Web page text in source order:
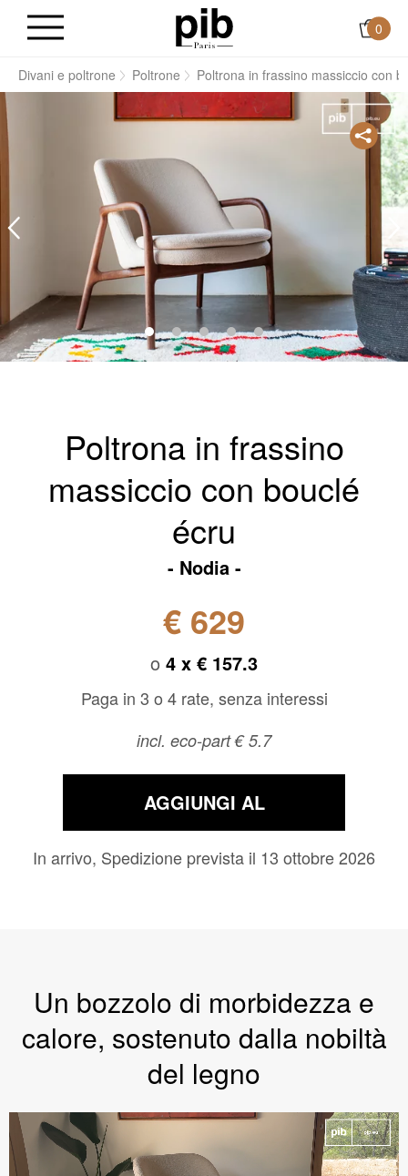
0
Divani e poltrone Poltrone Poltrona in frassino massiccio con
Poltrona in frassino
massiccio con bouclé
écru
Nodia
€ 629
o 4 x € 157.3
Paga in 3 o 4 rate, senza interessi
incl. eco-part € 5.7
AGGIUNGI AL
CARRELLO
In arrivo, Spedizione prevista il 13 ottobre 2026
Un bozzolo di morbidezza e
calore, sostenuto dalla nobiltà
del legno